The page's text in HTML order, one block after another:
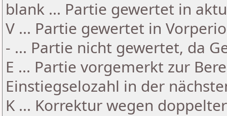
blank ... Partie gewertet in
V ... Partie gewertet in
- ... Partie nicht gewertet, da
E ... Partie vorgemerkt zur
Einstiegselozahl in der
K ... Korrektur wegen